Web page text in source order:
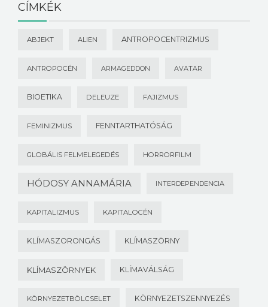
CÍMKÉK
ABJEKT ALIEN ANTROPOCENTRIZMUS
ANTROPOCÉN ARMAGEDDON AVATAR
BIOETIKA DELEUZE FAJIZMUS
FEMINIZMUS FENNTARTHATÓSÁG
GLOBÁLIS FELMELEGEDÉS HORRORFILM
HÓDOSY ANNAMÁRIA INTERDEPENDENCIA
KAPITALIZMUS KAPITALOCÉN
KLÍMASZORONGÁS KLÍMASZÖRNY
KLÍMASZÖRNYEK KLÍMAVÁLSÁG
KÖRNYEZETBÖLCSELET KÖRNYEZETSZENNYEZÉS